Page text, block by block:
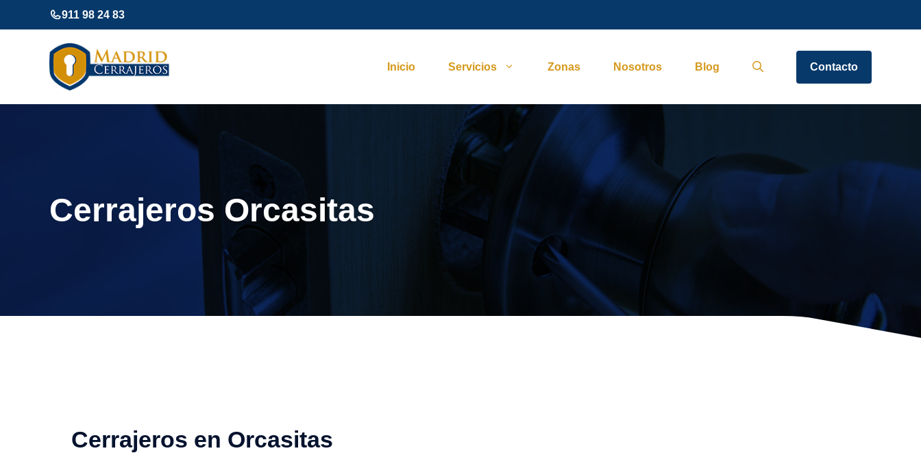
al
911 98 24 83
Inicio Servicios Zonas Nosotros Blog Contacto
Cerrajeros Orcasitas
Cerrajeros en Orcasitas